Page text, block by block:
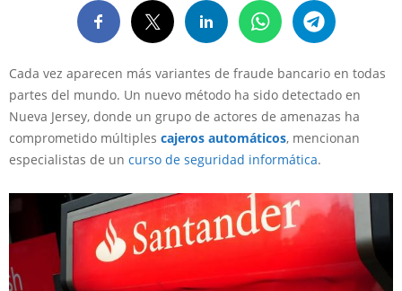
Cada vez aparecen más variantes de fraude bancario en todas
partes del mundo. Un nuevo método ha sido detectado en
Nueva Jersey, donde un grupo de actores de amenazas ha
comprometido múltiples cajeros automáticos, mencionan
especialistas de un curso de seguridad informática.